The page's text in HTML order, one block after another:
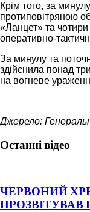
Крім того, за
протиповітряною
«Ланцет» та чотири
оперативно-
За минулу та
здійснила понад
на вогневе
Джерело:
Останні відео
ЧЕРВОНИЙ
ПРОЗВІТУВАВ